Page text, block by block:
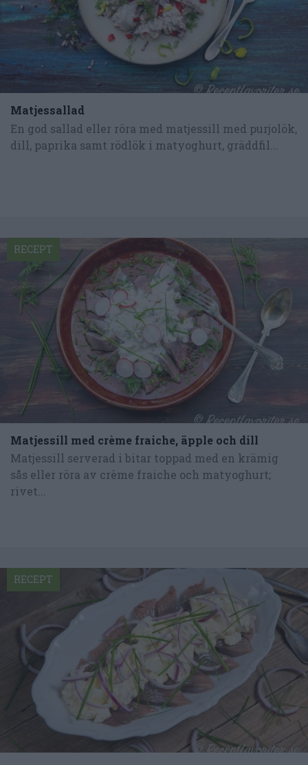
Matjessallad
En god sallad eller röra med matjessill med purjolök,
dill, paprika samt rödlök i matyoghurt, gräddfil...
Matjessill med crème fraiche, äpple och dill
Matjessill serverad i bitar toppad med en krämig
sås eller röra av crème fraiche och matyoghurt;
rivet...
RECEPT
RECEPT